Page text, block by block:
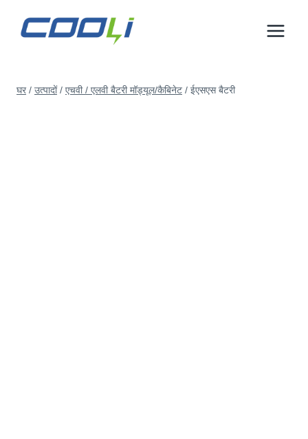
छोड़कर
घर / उत्पादों / एचवी / एलवी बैटरी मॉड्यूल/कैबिनेट / ईएसएस बैटरी